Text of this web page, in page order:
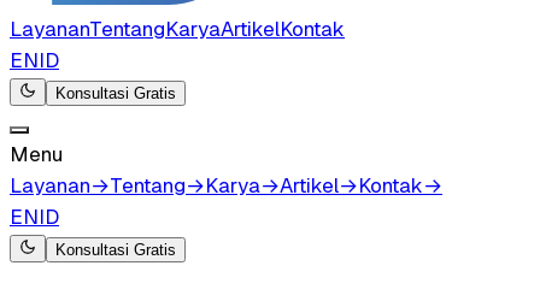
LayananTentangKaryaArtikelKontak
ENID
Konsultasi Gratis
Menu
Layanan→Tentang→Karya→Artikel→Kontak→
ENID
Konsultasi Gratis